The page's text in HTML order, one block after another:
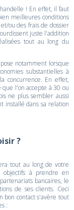
! En effet, il faut
meilleures conditions
ou des frais de dossier
juste l'addition
tout au long du
notamment lorsque
substantielles à
concurrence. En effet,
l'on accepte à 30 ou
ne plus sembler aussi
installé dans sa relation
?
tout au long de votre
objectifs à prendre en
bancaires, le
de ses clients. Ceci
bon contact s'avère tout
: